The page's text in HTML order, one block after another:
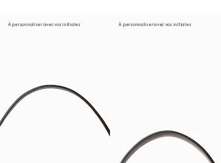
À personnaliser avec vos initiales À personnaliser avec vos initiales